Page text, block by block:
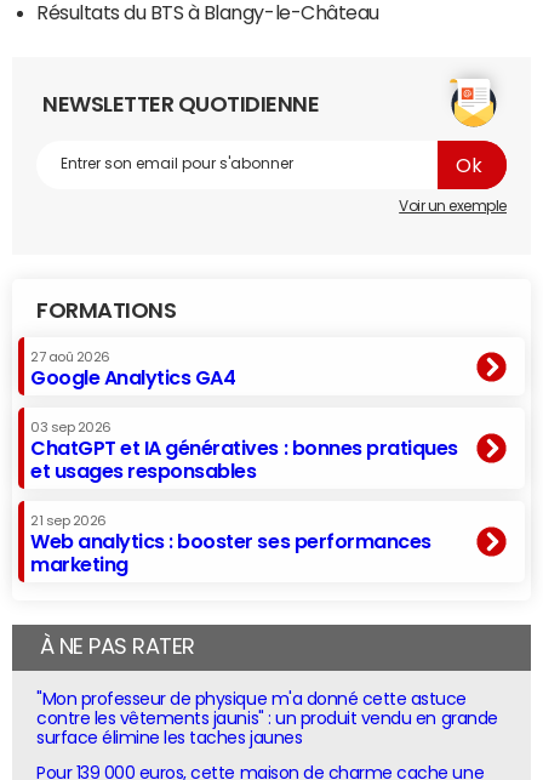
Résultats du BTS à Blangy-le-Château
NEWSLETTER QUOTIDIENNE
Voir un exemple
FORMATIONS
27 aoû 2026
Google Analytics GA4
03 sep 2026
ChatGPT et IA génératives : bonnes pratiques
et usages responsables
21 sep 2026
Web analytics : booster ses performances
marketing
À NE PAS RATER
"Mon professeur de physique m'a donné cette astuce
contre les vêtements jaunis" : un produit vendu en grande
surface élimine les taches jaunes
Pour 139 000 euros, cette maison de charme cache une